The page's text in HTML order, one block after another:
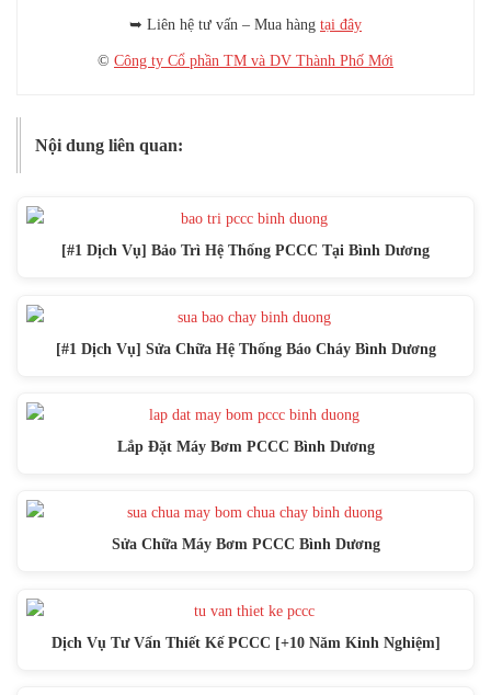
➥ Liên hệ tư vấn – Mua hàng tại đây
© Công ty Cổ phần TM và DV Thành Phố Mới
Nội dung liên quan:
[#1 Dịch Vụ] Bảo Trì Hệ Thống PCCC Tại Bình Dương
[#1 Dịch Vụ] Sửa Chữa Hệ Thống Báo Cháy Bình Dương
Lắp Đặt Máy Bơm PCCC Bình Dương
Sửa Chữa Máy Bơm PCCC Bình Dương
Dịch Vụ Tư Vấn Thiết Kế PCCC [+10 Năm Kinh Nghiệm]